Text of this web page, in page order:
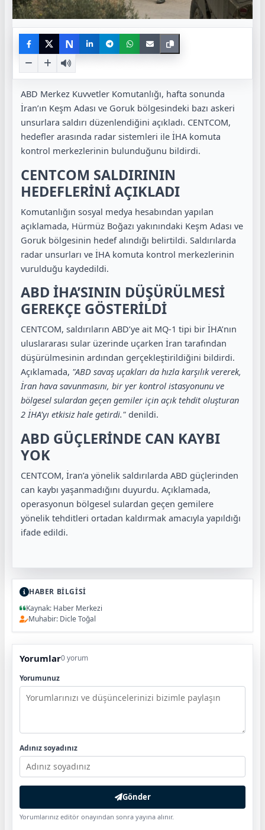
N
ABD Merkez Kuvvetler Komutanlığı, hafta sonunda
İran’ın Keşm Adası ve Goruk bölgesindeki bazı askeri
unsurlara saldırı düzenlendiğini açıkladı. CENTCOM,
hedefler arasında radar sistemleri ile İHA komuta
kontrol merkezlerinin bulunduğunu bildirdi.
CENTCOM SALDIRININ
HEDEFLERİNİ AÇIKLADI
Komutanlığın sosyal medya hesabından yapılan
açıklamada, Hürmüz Boğazı yakınındaki Keşm Adası ve
Goruk bölgesinin hedef alındığı belirtildi. Saldırılarda
radar unsurları ve İHA komuta kontrol merkezlerinin
vurulduğu kaydedildi.
ABD İHA’SININ DÜŞÜRÜLMESİ
GEREKÇE GÖSTERİLDİ
CENTCOM, saldırıların ABD’ye ait MQ-1 tipi bir İHA’nın
uluslararası sular üzerinde uçarken İran tarafından
düşürülmesinin ardından gerçekleştirildiğini bildirdi.
Açıklamada, "ABD savaş uçakları da hızla karşılık vererek,
İran hava savunmasını, bir yer kontrol istasyonunu ve
bölgesel sulardan geçen gemiler için açık tehdit oluşturan
2 İHA'yı etkisiz hale getirdi." denildi.
ABD GÜÇLERİNDE CAN KAYBI
YOK
CENTCOM, İran’a yönelik saldırılarda ABD güçlerinden
can kaybı yaşanmadığını duyurdu. Açıklamada,
operasyonun bölgesel sulardan geçen gemilere
yönelik tehditleri ortadan kaldırmak amacıyla yapıldığı
ifade edildi.
HABER BİLGİSİ
Kaynak: Haber Merkezi
Muhabir: Dicle Toğal
Yorumlar0 yorum
Yorumunuz
Adınız soyadınız
Gönder
Yorumlarınız editör onayından sonra yayına alınır.